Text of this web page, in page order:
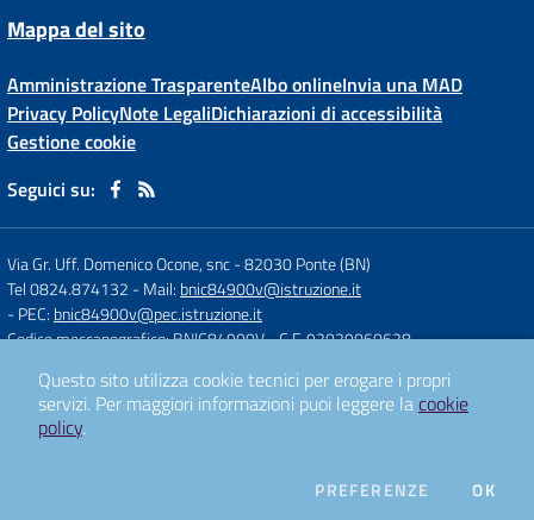
Mappa del sito
Amministrazione TrasparenteAlbo onlineInvia una MAD
Privacy PolicyNote LegaliDichiarazioni di accessibilità
Gestione cookie
Seguici su:
Via Gr. Uff. Domenico Ocone, snc-82030 Ponte (BN)
Tel 0824.874132 - Mail: bnic84900v@istruzione.it
- PEC: bnic84900v@pec.istruzione.it
Codice meccanografico: BNIC84900V- C.F. 92029060628
Concept & Design by
Designers Italia
Questo sito utilizza cookie tecnici per erogare i propri
servizi. Per maggiori informazioni puoi leggere la cookie
policy.
PREFERENZE DEI COOKIE
OK